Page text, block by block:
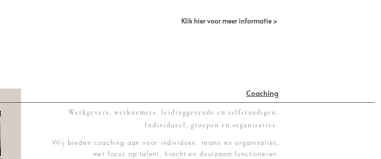
Klik hier voor meer informatie >
Coaching
Werkgevers, werknemers, leidinggevende en zelfstandigen.
Individueel, groepen en organisaties.
Wij bieden coaching aan voor individuen, teams en organisaties,
met focus op talent, kracht en duurzaam functioneren.